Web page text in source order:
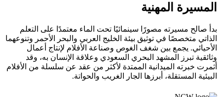
المسيرة المهنية
بدأ صالح مسيرته مصورًا سينمائيًا تحت الماء معتمدًا على التعلم
الذاتي متخصصًا في توثيق بيئة الخليج العربي والبحر الأحمر وتنوعهما
الأحيائي. يجمع بين شغف الغوص وصناعة الأفلام لإنتاج أعمال
وثائقية تبرز المشهد البحري السعودي وعلاقة الإنسان به، وقد
أثمرت خبرته الميدانية الممتدة لأكثر من عقد عن سلسلة من الأفلام
البيئية المستقلة، أبرزها الجار الغريب والحواتة.